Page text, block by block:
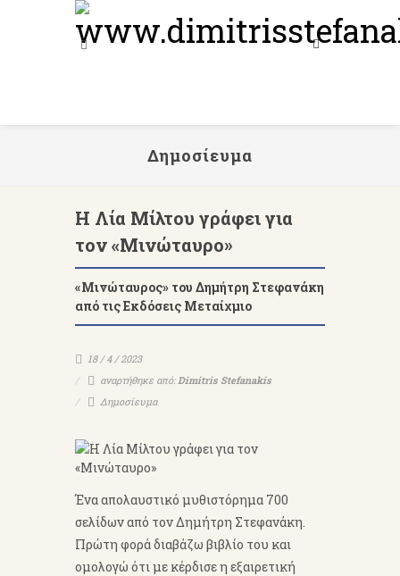
Δημοσίευμα
Η Λία Μίλτου γράφει για
τον «Μινώταυρο»
«Μινώταυρος» του Δημήτρη Στεφανάκη
από τις Εκδόσεις Μεταίχμιο
18 / 4 / 2023
αναρτήθηκε από:Dimitris Stefanakis
Δημοσίευμα
Ένα απολαυστικό μυθιστόρημα 700
σελίδων από τον Δημήτρη Στεφανάκη.
Πρώτη φορά διαβάζω βιβλίο του και
ομολογώ ότι με κέρδισε η εξαιρετική